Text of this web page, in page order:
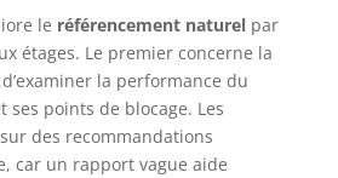
le référencement naturelpar
étages. Le premier concerne la
la performance du
ses points de blocage. Les
des recommandations
car un rapport vague aide